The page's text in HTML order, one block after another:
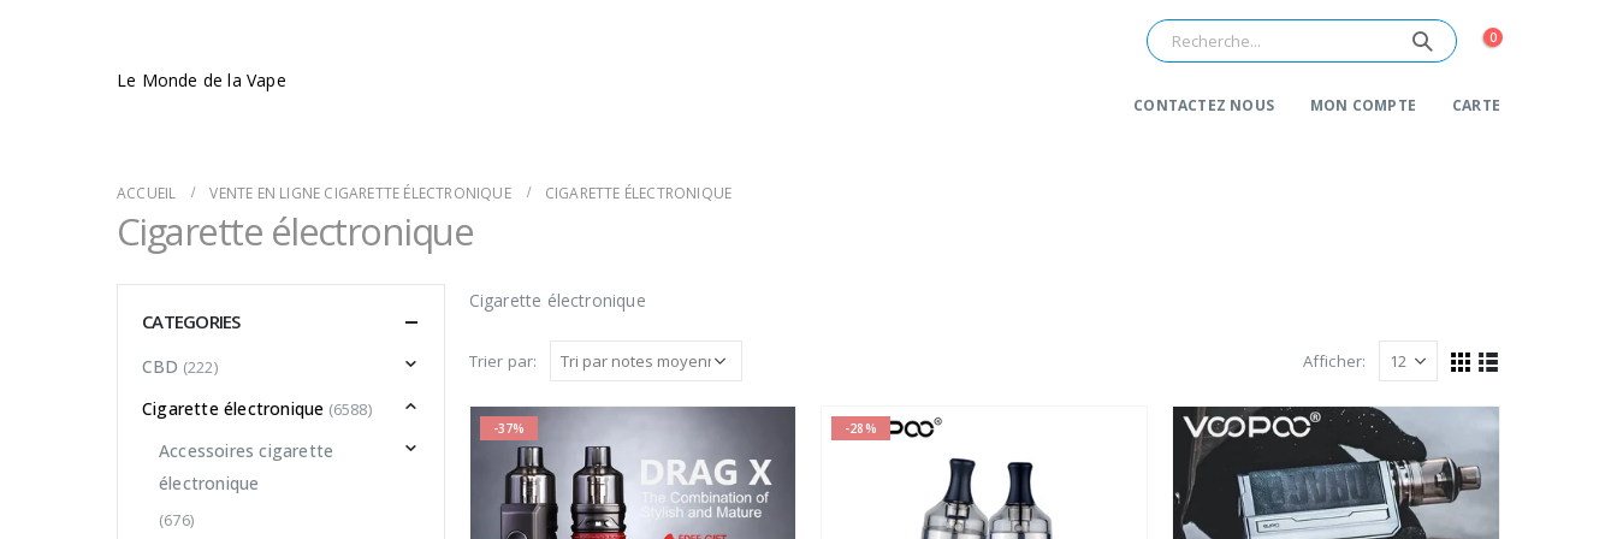
Le Monde de la Vape
0
CONTACTEZ NOUS MON COMPTE CARTE
ACCUEIL VENTE EN LIGNE CIGARETTE ÉLECTRONIQUE CIGARETTE ÉLECTRONIQUE
Cigarette électronique
Cigarette électronique
Trier par: Afficher:
-37% -28%
CATEGORIES
CBD (222)
Cigarette électronique (6588)
Accessoires cigarette
électronique
(676)